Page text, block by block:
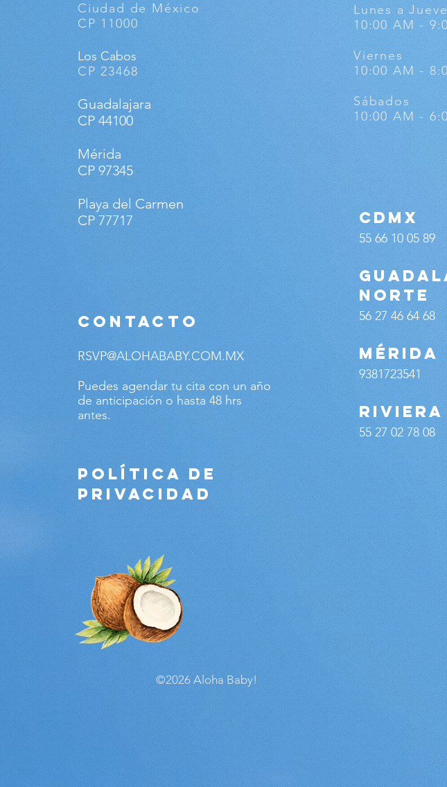
Ciudad de México
CP 11000
Los Cabos
CP 23468
Guadalajara
CP 44100
Mérida
CP 97345
Playa del Carmen
CP 77717
CONTACTO
RSVP@ALOHABABY.COM.MX
Puedes agendar tu cita con un año
de anticipación o hasta 48 hrs
antes.
Lunes a
10:00 AM -
Viernes
10:00 AM - 8:
Sábados
10:00 AM -
CDMX
55 66 10 05 89
norte
56 27 46 64 68
MÉRIDA
9381723541
RIVIERA
55 27 02 78 08
POLÍTICA DE
PRIVACIDAD
©2026 Aloha Baby!